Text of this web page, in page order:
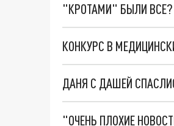
"КРОТАМИ" БЫЛИ
КОНКУРС В
ДАНЯ С ДАШЕЙ